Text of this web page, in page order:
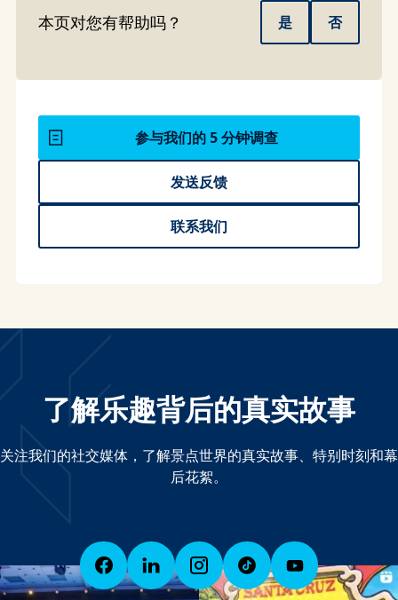
本页对您有帮助吗？ 是 否
参与我们的 5 分钟调查
发送反馈
联系我们
了解乐趣背后的真实故事
关注我们的社交媒体，了解景点世界的真实故事、特别时刻和幕
后花絮。